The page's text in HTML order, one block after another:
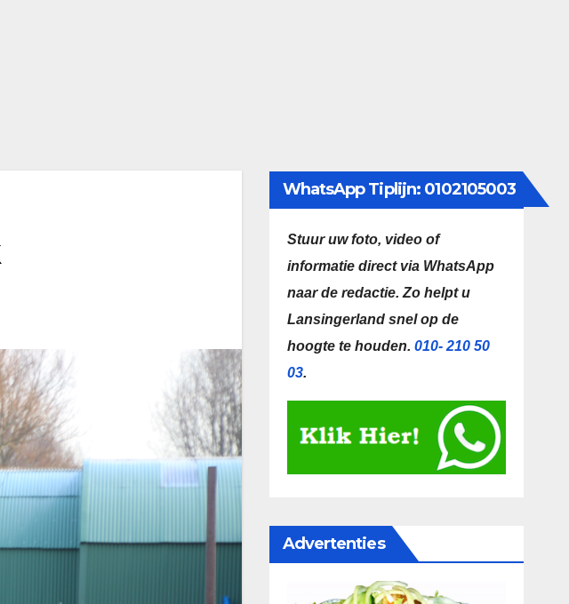
WhatsApp Tiplijn: 0102105003
Stuur uw foto, video of
informatie direct via WhatsApp
naar de redactie. Zo helpt u
Lansingerland snel op de
hoogte te houden. 010- 210 50
03.
Advertenties